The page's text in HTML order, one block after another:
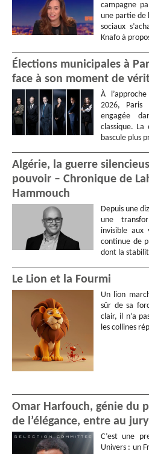
campagne
une partie de
sociaux
Knafo à
Élections municipales à
face à son moment de
À
2026, Paris
engagée
classique.
bascule plus
Algérie, la guerre
pouvoir – Chronique de
Hammouch
Depuis une
une
invisible aux
continue de
dont la
Le Lion et la Fourmi
Un lion
sûr de sa
clair, il n’a
les collines
Omar Harfouch, génie du
de l’élégance, entre au
C’est une
Univers : un